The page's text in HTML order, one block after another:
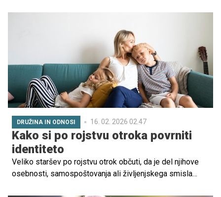
nerazločno. Takšni trenutki so lahko frustrirajoči tako za
ponavljanje, napetost ali celo jok.
DRUŽINA IN ODNOSI 16. 02. 2026 02.47
Kako si po rojstvu otroka povrniti
identiteto
Veliko staršev po rojstvu otrok občuti, da je del njihove
osebnosti, samospoštovanja ali življenjskega smisla